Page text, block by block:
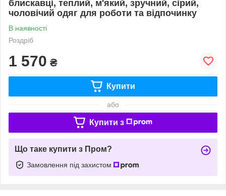
блискавці, теплий, м'який, зручний, сірий,
чоловічий одяг для роботи та відпочинку
В наявності
Роздріб
1 570 ₴
Купити
або
Купити з
Що таке купити з Пром?
Замовлення під захистом